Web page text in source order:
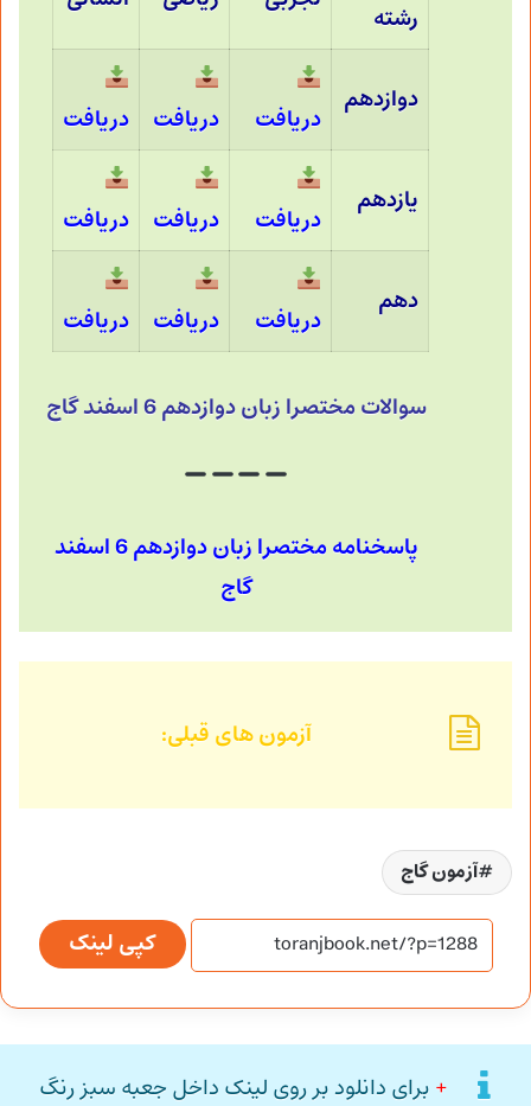
رشته
دوازدهم
دریافت دریافت دریافت
یازدهم
دریافت دریافت دریافت
دهم
دریافت دریافت دریافت
سوالات مختصرا زبان دوازدهم 6 اسفند گاج
پاسخنامه مختصرا زبان دوازدهم 6 اسفند
گاج
آزمون های قبلی:
آزمون گاج
کپی لینک
+ برای دانلود بر روی لینک داخل جعبه سبز رنگ